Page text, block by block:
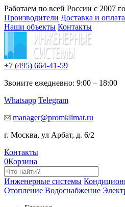
Работаем по всей России с 2007
Производители Доставка и оплата
Наши объекты Контакты
+7 (495) 664-41-59
Звоните ежедневно: 9:00 – 18:00
Whatsapp Telegram
manager@promklimat.ru
г. Москва, ул Арбат, д. 6/2
Контакты
0Корзина
Инженерные системы
Отопление Водоснабжение